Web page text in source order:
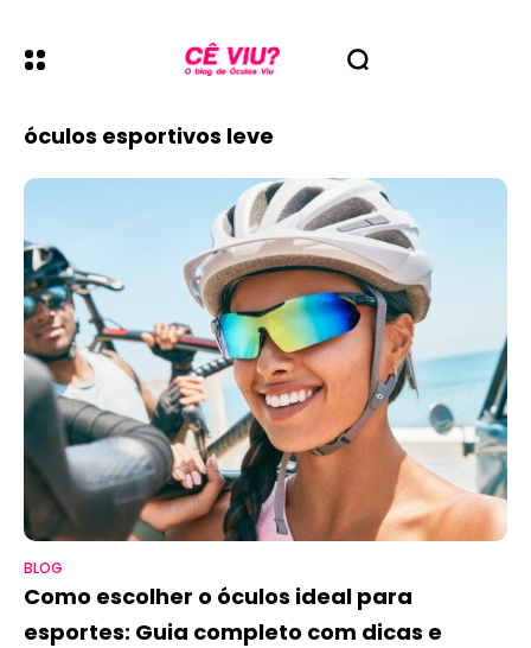
óculos esportivos leve
BLOG
Como escolher o óculos ideal para
esportes: Guia completo com dicas e